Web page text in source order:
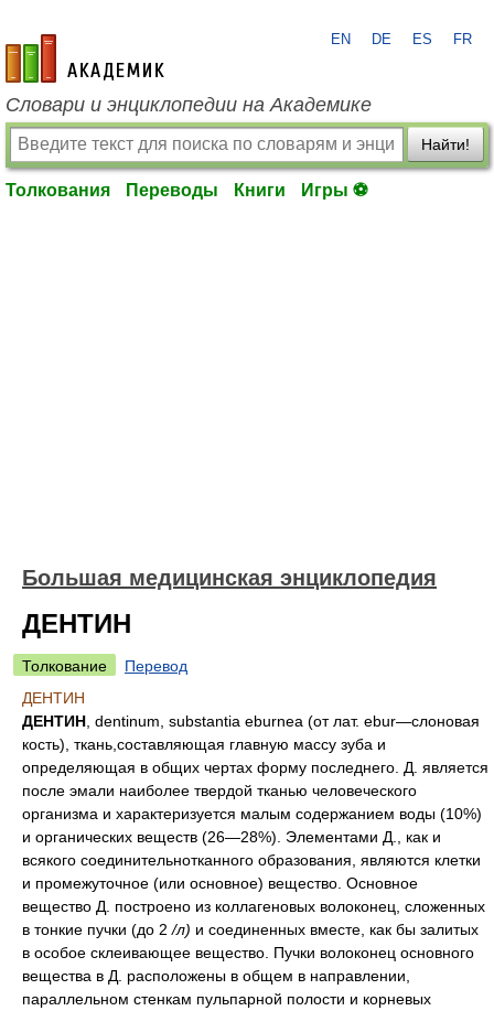
academic.ru
EN DE ES FR
Словари и энциклопедии на Академике
Найти!
Толкования Переводы Книги Игры ⚽
Большая медицинская энциклопедия
ДЕНТИН
Толкование
Перевод
ДЕНТИН
ДЕНТИН , dentinum, substantia eburnea (от лат. ebur—слоновая
кость), ткань,составляющая главную массу зуба и
определяющая в общих чертах форму последнего. Д. является
после эмали наиболее твердой тканью человеческого
организма и характеризуется малым содержанием воды (10%)
и органических веществ (26—28%). Элементами Д., как и
всякого соединительнотканного образования, являются клетки
и промежуточное (или основное) вещество. Основное
вещество Д. построено из коллагеновых волоконец, сложенных
в тонкие пучки (до 2/л) и соединенных вместе, как бы залитых
в особое склеивающее вещество. Пучки волоконец основного
вещества в Д. расположены в общем в направлении,
параллельном стенкам пульпарной полости и корневых